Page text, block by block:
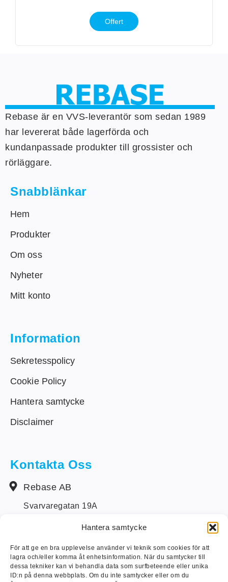
Hantera samtycke
För att ge en bra upplevelse använder vi teknik som cookies för att
lagra och/eller komma åt enhetsinformation. När du samtycker till
dessa tekniker kan vi behandla data som surfbeteende eller unika
ID:n på denna webbplats. Om du inte samtycker eller om du
Offert
Rebase är en VVS-leverantör som sedan 1989
har levererat både lagerförda och
kundanpassade produkter till grossister och
rörläggare.
Snabblänkar
Hem
Produkter
Om oss
Nyheter
Mitt konto
Information
Sekretesspolicy
Cookie Policy
Hantera samtycke
Disclaimer
Kontakta Oss
Rebase AB
Svarvaregatan 19A
info@rebase.se